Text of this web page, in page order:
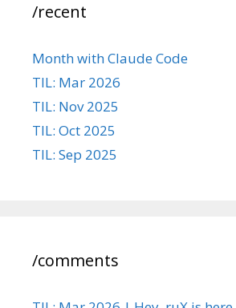
/recent
Month with Claude Code
TIL: Mar 2026
TIL: Nov 2025
TIL: Oct 2025
TIL: Sep 2025
/comments